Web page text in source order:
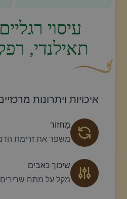
עיסוי
תאילנדי,
איכויות ויתרונות
מַחזוֹר
משפר את זרימת
שיכוך כאבים
מקל על מתח